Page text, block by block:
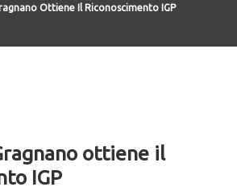
Ottiene Il Riconoscimento IGP
ottiene il
IGP